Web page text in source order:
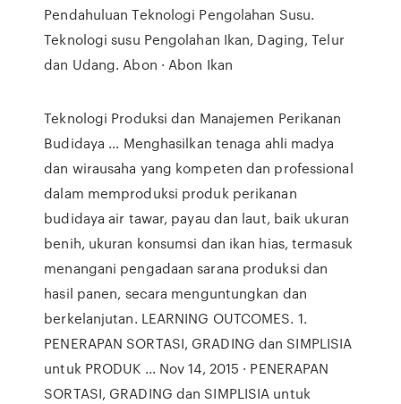
Pendahuluan Teknologi Pengolahan Susu.
Teknologi susu Pengolahan Ikan, Daging, Telur
dan Udang. Abon · Abon Ikan
Teknologi Produksi dan Manajemen Perikanan
Budidaya ... Menghasilkan tenaga ahli madya
dan wirausaha yang kompeten dan professional
dalam memproduksi produk perikanan
budidaya air tawar, payau dan laut, baik ukuran
benih, ukuran konsumsi dan ikan hias, termasuk
menangani pengadaan sarana produksi dan
hasil panen, secara menguntungkan dan
berkelanjutan. LEARNING OUTCOMES. 1.
PENERAPAN SORTASI, GRADING dan SIMPLISIA
untuk PRODUK ... Nov 14, 2015 · PENERAPAN
SORTASI, GRADING dan SIMPLISIA untuk